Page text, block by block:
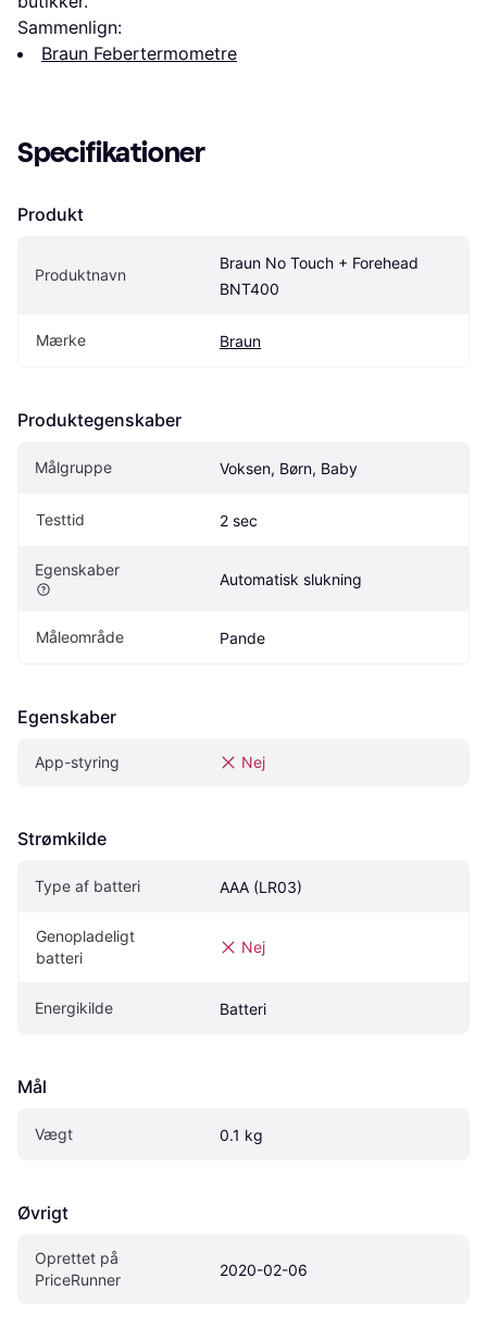
Sammenlign:
Braun Febertermometre
Specifikationer
Produkt
Produktnavn
Braun No Touch + Forehead
BNT400
Mærke Braun
Produktegenskaber
Målgruppe Voksen, Børn, Baby
Testtid 2 sec
Egenskaber
Automatisk slukning
Måleområde Pande
Egenskaber
App-styring Nej
Strømkilde
Type af batteri AAA (LR03)
Genopladeligt
batteri
Nej
Energikilde Batteri
Mål
Vægt 0.1 kg
Øvrigt
Oprettet på
PriceRunner
2020-02-06